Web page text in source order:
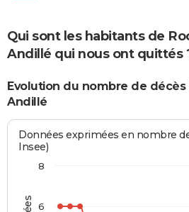
Qui sont les habitants de
Andillé qui nous ont quittés
Evolution du nombre de décès
Andillé
Données exprimées en nombre
Insee)
6
8